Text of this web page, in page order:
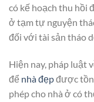
có kế hoạch thu hồi
ở tạm tự nguyện
đối với tài sản tháo
Hiện nay, pháp luật
để nhà đẹpđược tồn
phép cho nhà ở có